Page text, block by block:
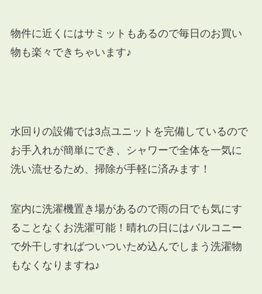
物件に近くにはサミットもあるので毎日のお買い
物も楽々できちゃいます♪
水回りの設備では3点ユニットを完備しているので
お手入れが簡単にでき、シャワーで全体を一気に
洗い流せるため、掃除が手軽に済みます！
室内に洗濯機置き場があるので雨の日でも気にす
ることなくお洗濯可能！晴れの日にはバルコニー
で外干しすればついついため込んでしまう洗濯物
もなくなりますね♪